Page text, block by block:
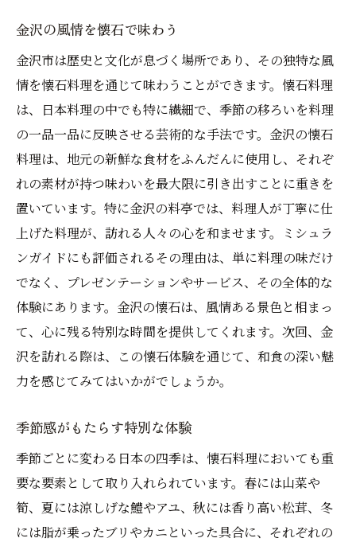
金沢の風情を懐石で味わう
金沢市は歴史と文化が息づく場所であり、その独特な風
情を懐石料理を通じて味わうことができます。懐石料理
は、日本料理の中でも特に繊細で、季節の移ろいを料理
の一品一品に反映させる芸術的な手法です。金沢の懐石
料理は、地元の新鮮な食材をふんだんに使用し、それぞ
れの素材が持つ味わいを最大限に引き出すことに重きを
置いています。特に金沢の料亭では、料理人が丁寧に仕
上げた料理が、訪れる人々の心を和ませます。ミシュラ
ンガイドにも評価されるその理由は、単に料理の味だけ
でなく、プレゼンテーションやサービス、その全体的な
体験にあります。金沢の懐石は、風情ある景色と相まっ
て、心に残る特別な時間を提供してくれます。次回、金
沢を訪れる際は、この懐石体験を通じて、和食の深い魅
力を感じてみてはいかがでしょうか。
季節感がもたらす特別な体験
季節ごとに変わる日本の四季は、懐石料理においても重
要な要素として取り入れられています。春には山菜や
筍、夏には涼しげな鱧やアユ、秋には香り高い松茸、冬
には脂が乗ったブリやカニといった具合に、それぞれの